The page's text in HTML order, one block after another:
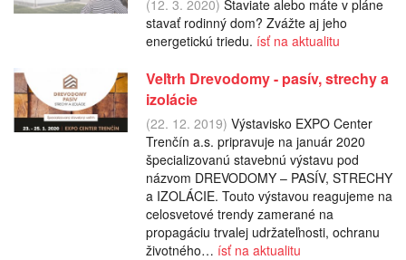
(12. 3. 2020) Staviate alebo máte v pláne
stavať rodinný dom? Zvážte aj jeho
energetickú triedu. ísť na aktualitu
Veľtrh Drevodomy - pasív, strechy a
izolácie
(22. 12. 2019) Výstavisko EXPO Center
Trenčín a.s. pripravuje na január 2020
špecializovanú stavebnú výstavu pod
názvom DREVODOMY – PASÍV, STRECHY
a IZOLÁCIE. Touto výstavou reagujeme na
celosvetové trendy zamerané na
propagáciu trvalej udržateľnosti, ochranu
životného… ísť na aktualitu